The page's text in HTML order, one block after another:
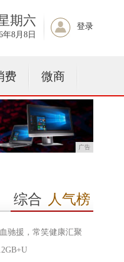
期六
年8月8日
登录
费 微商
广告
综合 人气榜
驰援，常笑健康汇聚